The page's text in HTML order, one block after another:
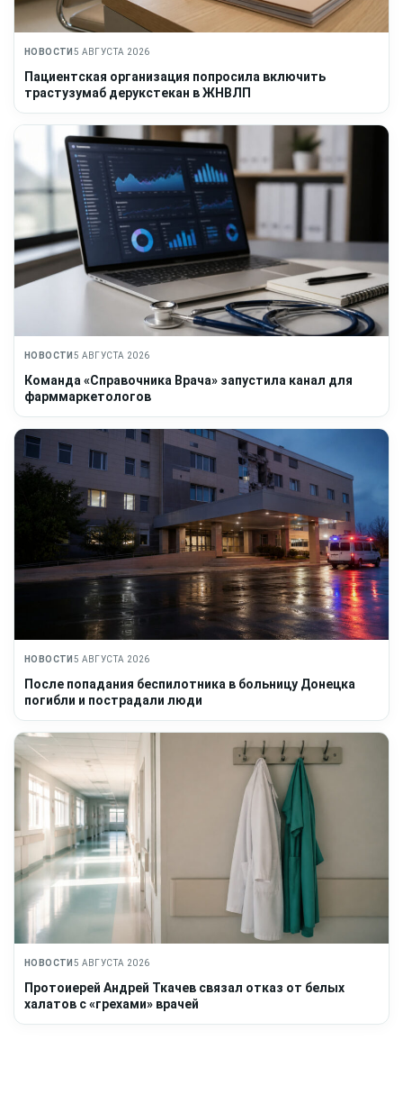
НОВОСТИ 5 АВГУСТА 2026
Пациентская организация попросила включить
трастузумаб дерукстекан в ЖНВЛП
НОВОСТИ 5 АВГУСТА 2026
Команда «Справочника Врача» запустила канал для
фарммаркетологов
НОВОСТИ 5 АВГУСТА 2026
После попадания беспилотника в больницу Донецка
погибли и пострадали люди
НОВОСТИ 5 АВГУСТА 2026
Протоиерей Андрей Ткачев связал отказ от белых
халатов с «грехами» врачей